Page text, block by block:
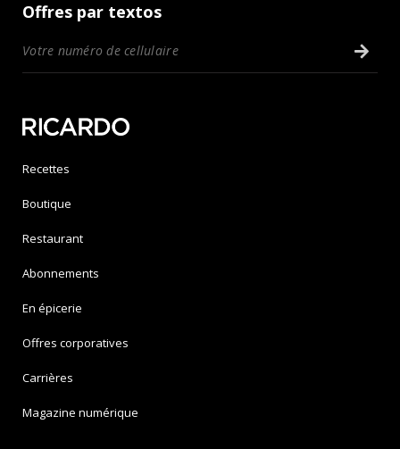
Offres par textos
Recettes
Boutique
Restaurant
Abonnements
En épicerie
Offres corporatives
Carrières
Magazine numérique